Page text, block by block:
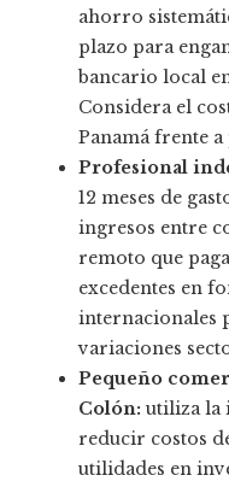
ahorro
plazo para
bancario local
Considera el
Panamá frente
Profesional
12 meses de
ingresos entre
remoto que
excedentes en
internacionales
variaciones
Pequeño
Colón: utiliza la
reducir costos
utilidades en